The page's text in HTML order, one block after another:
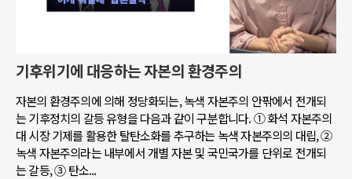
기후위기에 대응하는 자본의 환경주의
자본의 환경주의에 의해 정당화되는, 녹색 자본주의 안팎에서 전개되
는 기후정치의 갈등 유형을 다음과 같이 구분합니다. ① 화석 자본주의
대 시장 기제를 활용한 탈탄소화를 추구하는 녹색 자본주의의 대립, ②
녹색 자본주의라는 내부에서 개별 자본 및 국민국가를 단위로 전개되
는 갈등, ③ 탄소...